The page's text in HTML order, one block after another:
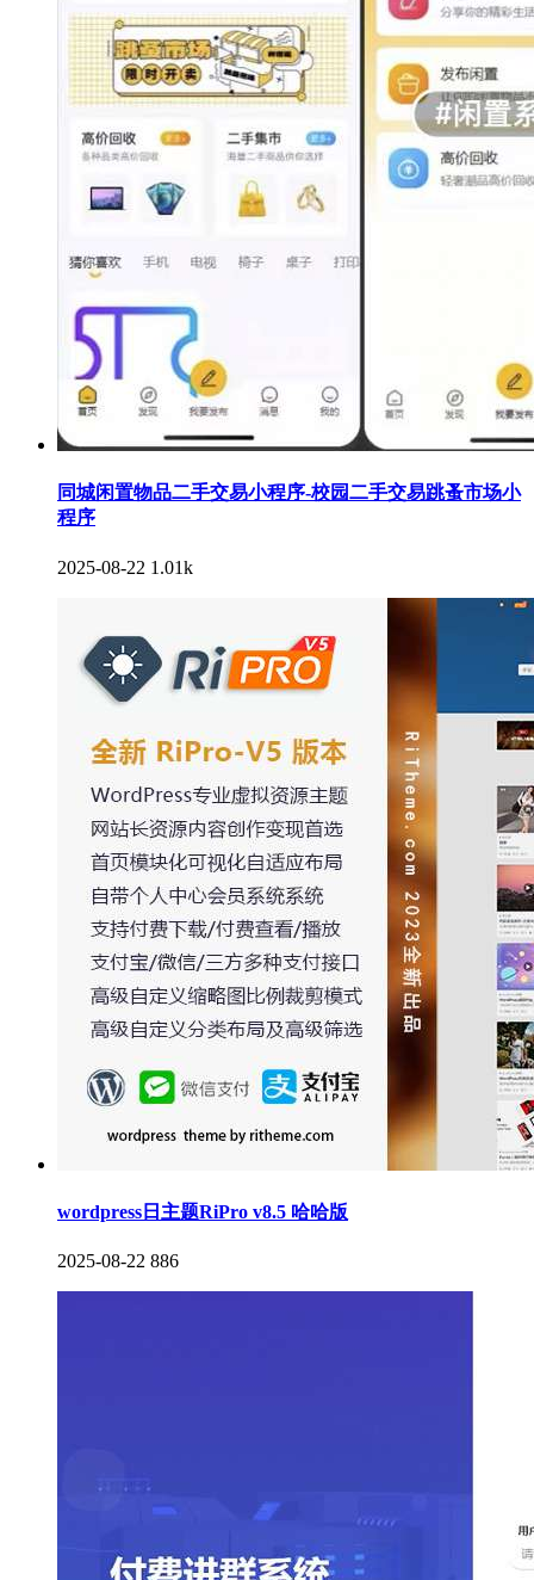
同城闲置物品二手交易小程序-校园二手交易跳蚤市场小
程序
2025-08-22 1.01k
wordpress日主题RiPro v8.5 哈哈版
2025-08-22 886